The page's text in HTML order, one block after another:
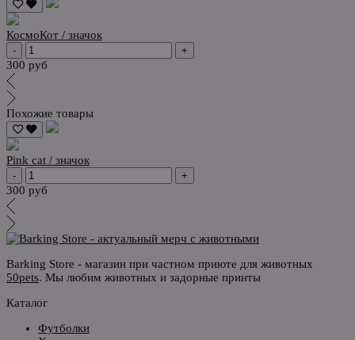
КосмоКот / значок
- +
300 руб
Похожие товары
Pink cat / значок
- +
300 руб
Barking Store - магазин при частном приюте для животных
50pets. Мы любим животных и задорные принты
Каталог
Футболки